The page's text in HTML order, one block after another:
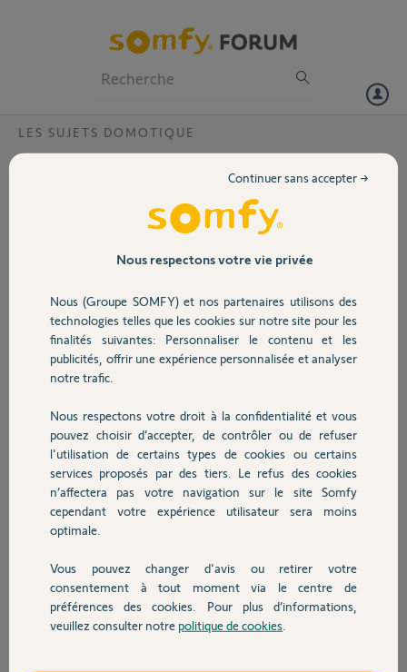
Volet
Sécurité
Domotique
Chauffage
Autres produits
Devis avec un pro
Contact
LES SUJETS DOMOTIQUE
notifications Tahoma Serenity condition
Depuis le 25/10/2016, mes notification ont changé.
Par exemple, quand je désactive la Tahoma Serenity, j'avais un mail :
message "TaHoma Serenity est désactivé. Le 24/10/16 à 16:52,
TaHoma Serenity est désactivé."
maintenant, j'ai ce mail :
objet "TaHoma notification"
"null" est remplie. L'action configurée a été exécutée."
Comment résoudre ce problème ?
THIERRY F.
il y a presque 10 ans
Participer au fil de discussion
Réponses
Nous respectons votre vie privée
Nous (Groupe SOMFY) et nos partenaires utilisons des
technologies telles que les cookies sur notre site pour les
finalités suivantes: Personnaliser le contenu et les
publicités, offrir une expérience personnalisée et analyser
notre trafic.
Nous respectons votre droit à la confidentialité et vous
pouvez choisir d’accepter, de contrôler ou de refuser
l'utilisation de certains types de cookies ou certains
services proposés par des tiers. Le refus des cookies
n’affectera pas votre navigation sur le site Somfy
cependant votre expérience utilisateur sera moins
optimale.
Vous pouvez changer d'avis ou retirer votre
consentement à tout moment via le centre de
préférences des cookies. Pour plus d’informations,
veuillez consulter notre politique de cookies
Continuer sans accepter →